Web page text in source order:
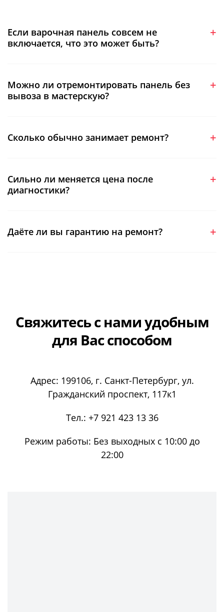
Если варочная панель совсем не
включается, что это может быть?
Можно ли отремонтировать панель без
вывоза в мастерскую?
Сколько обычно занимает ремонт?
Сильно ли меняется цена после
диагностики?
Даёте ли вы гарантию на ремонт?
Свяжитесь с намиудобным
для Вас способом
Адрес: 199106, г. Санкт-Петербург, ул.
Гражданский проспект, 117к1
Тел.: +7 921 423 13 36
Режим работы: Без выходных с 10:00 до
22:00